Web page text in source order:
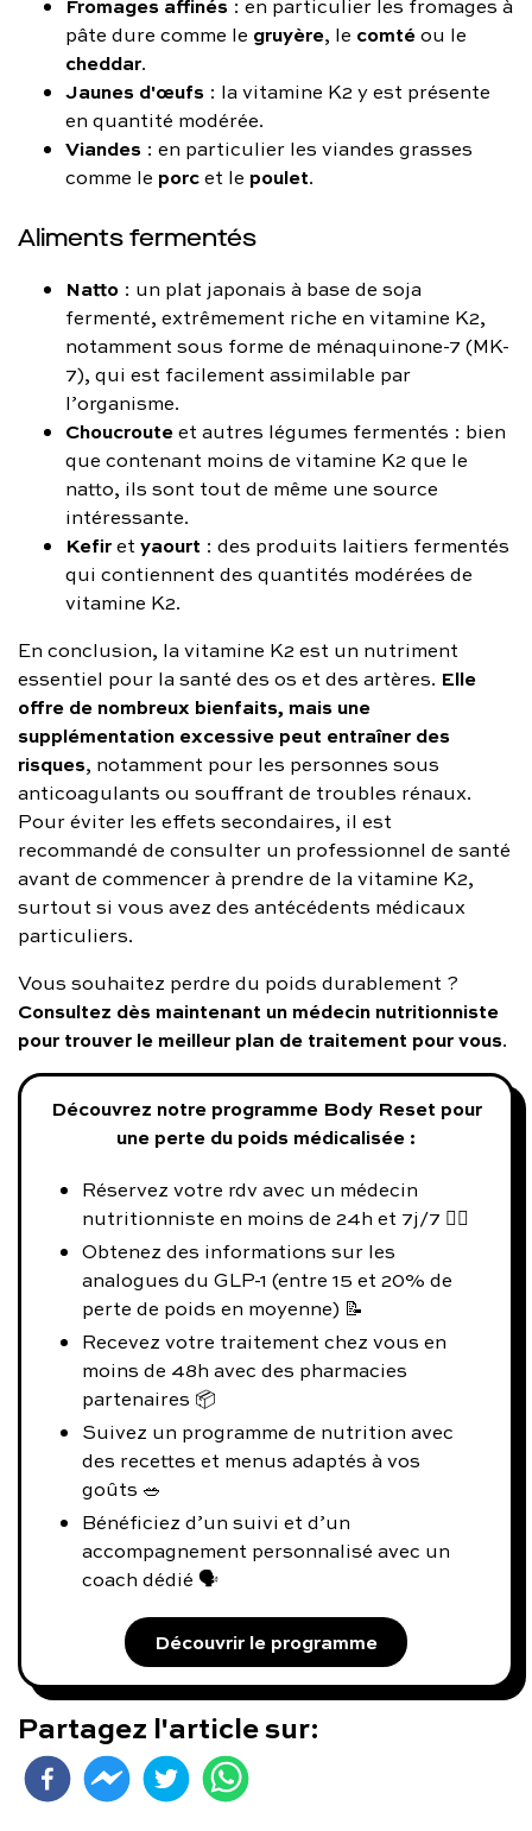
: en particulier les fromages à
pâte dure comme le gruyère, le comtéou le
cheddar.
Jaunes d'œufs : la vitamine K2 y est présente
en quantité modérée.
Viandes : en particulier les viandes grasses
comme le porcet le poulet.
Aliments fermentés
Natto : un plat japonais à base de soja
fermenté, extrêmement riche en vitamine K2,
notamment sous forme de ménaquinone-7 (MK-
7), qui est facilement assimilable par
l’organisme.
Choucrouteet autres légumes fermentés : bien
que contenant moins de vitamine K2 que le
natto, ils sont tout de même une source
intéressante.
Kefiretyaourt : des produits laitiers fermentés
qui contiennent des quantités modérées de
vitamine K2.
En conclusion, la vitamine K2 est un nutriment
essentiel pour la santé des os et des artères. Elle
offre de nombreux bienfaits, mais une
supplémentation excessive peut entraîner des
risques, notamment pour les personnes sous
anticoagulants ou souffrant de troubles rénaux.
Pour éviter les effets secondaires, il est
recommandé de consulter un professionnel de santé
avant de commencer à prendre de la vitamine K2,
surtout si vous avez des antécédents médicaux
particuliers.
Vous souhaitez perdre du poids durablement ?
Consultez dès maintenant un médecin nutritionniste
pour trouver le meilleur plan de traitement pour vous.
Découvrez notre programme Body Reset pour
une perte du poids médicalisée :
Réservez votre rdv avec un médecin
nutritionniste en moins de 24h et 7j/7 👨‍⚕️
Obtenez des informations sur les
analogues du GLP-1 (entre 15 et 20% de
perte de poids en moyenne) 📝
Recevez votre traitement chez vous en
moins de 48h avec des pharmacies
partenaires 📦
Suivez un programme de nutrition avec
des recettes et menus adaptés à vos
goûts 🥗
Bénéficiez d’un suivi et d’un
accompagnement personnalisé avec un
coach dédié 🗣️
Découvrir le programme
Partagez l'article sur: